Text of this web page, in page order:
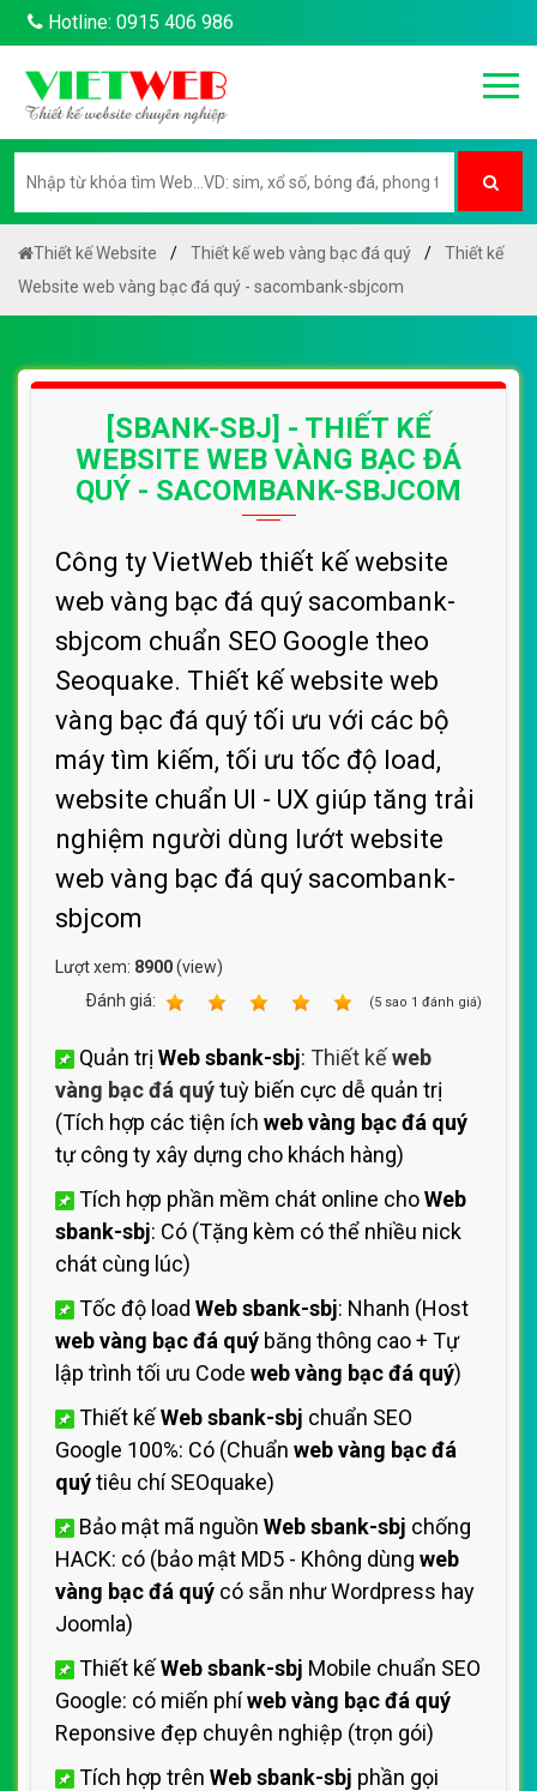
Hotline: 0915 406 986
Thiết kế Website Thiết kế web vàng bạc đá quý
Thiết kế
Website web vàng bạc đá quý - sacombank-sbjcom
[SBANK-SBJ] - THIẾT KẾ
WEBSITE WEB VÀNG BẠC ĐÁ
QUÝ - SACOMBANK-SBJCOM
Công ty VietWeb thiết kế website
web vàng bạc đá quý sacombank-
sbjcom chuẩn SEO Google theo
Seoquake. Thiết kế website web
vàng bạc đá quý tối ưu với các bộ
máy tìm kiếm, tối ưu tốc độ load,
website chuẩn UI - UX giúp tăng trải
nghiệm người dùng lướt website
web vàng bạc đá quý sacombank-
sbjcom
Lượt xem: 8900(view)
Ðánh giá:
(5 sao 1 đánh giá)
Quản trị Web sbank-sbj: Thiết kếweb
vàng bạc đá quýtuỳ biến cực dễ quản trị
(Tích hợp các tiện ích web vàng bạc đá quý
tự công ty xây dựng cho khách hàng)
Tích hợp phần mềm chát online choWeb
sbank-sbj: Có (Tặng kèm có thể nhiều nick
chát cùng lúc)
Tốc độ load Web sbank-sbj: Nhanh (Host
web vàng bạc đá quý băng thông cao + Tự
lập trình tối ưu Code web vàng bạc đá quý)
Thiết kếWeb sbank-sbj chuẩn SEO
Google 100%: Có (Chuẩn web vàng bạc đá
quýtiêu chí SEOquake)
Bảo mật mã nguồn Web sbank-sbj chống
HACK: có (bảo mật MD5 - Không dùng web
vàng bạc đá quý có sẵn như Wordpress hay
Joomla)
Thiết kếWeb sbank-sbj Mobile chuẩn SEO
Google: có miến phíweb vàng bạc đá quý
Reponsive đẹp chuyên nghiệp (trọn gói)
Tích hợp trên Web sbank-sbj phần gọi